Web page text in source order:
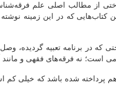
درختی از مطالب اصلی علم
کتاب‌هایی که در این زمینه
در برنامه تعبیه گردیده،
است؛ نه فرقه‌های فقهی و مانند
هم پرداخته شده باشد که خیلی